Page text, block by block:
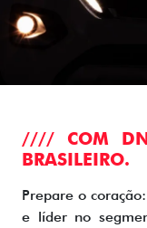
//// COM
BRASILEIRO.
Prepare o
e líder no